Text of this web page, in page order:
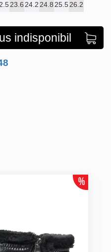
23.6 24.2 24.8 25.526.2
indisponibil